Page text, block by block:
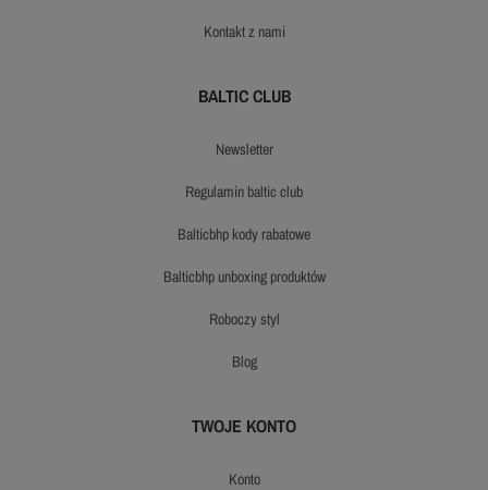
kontakt z nami
BALTIC CLUB
newsletter
regulamin baltic club
balticbhp kody rabatowe
balticbhp unboxing produktów
roboczy styl
blog
TWOJE KONTO
konto